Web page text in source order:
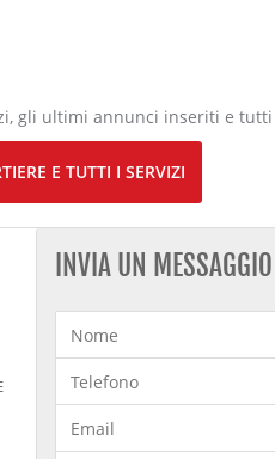
gli ultimi annunci inseriti e
E TUTTI I SERVIZI
INVIA UN MESSAGGIO